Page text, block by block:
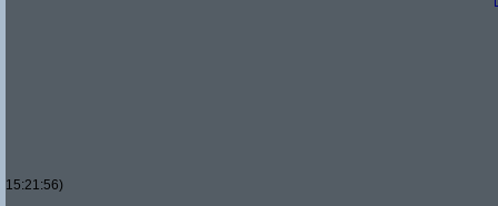
15:21:56)